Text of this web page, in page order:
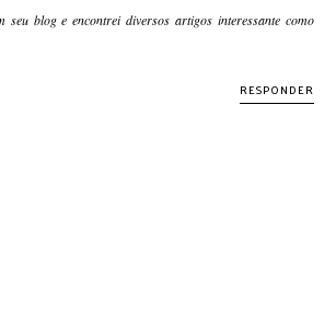
seu blog e encontrei diversos artigos interessante como
RESPONDER